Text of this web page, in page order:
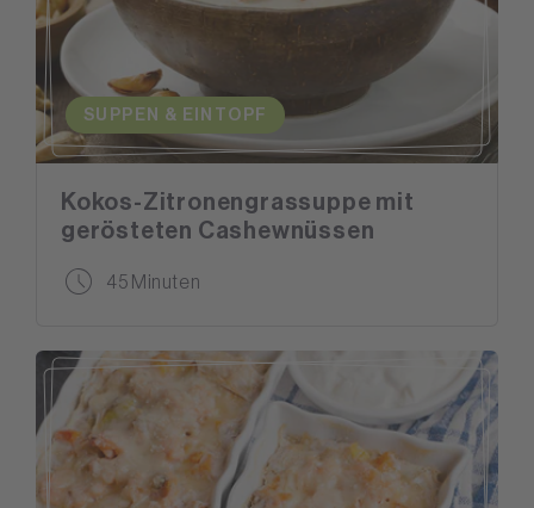
SUPPEN & EINTOPF
Kokos-Zitronengrassuppe mit
gerösteten Cashewnüssen
45 Minuten